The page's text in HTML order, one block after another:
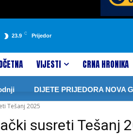
23.9 C Prijedor
VIJESTI CRNA HRONIKA
DIJETE PRIJEDORA NOVA
Tešanj 2025
susreti Tešanj